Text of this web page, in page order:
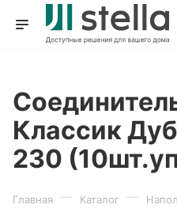
Классик
230
Главная — Каталог —